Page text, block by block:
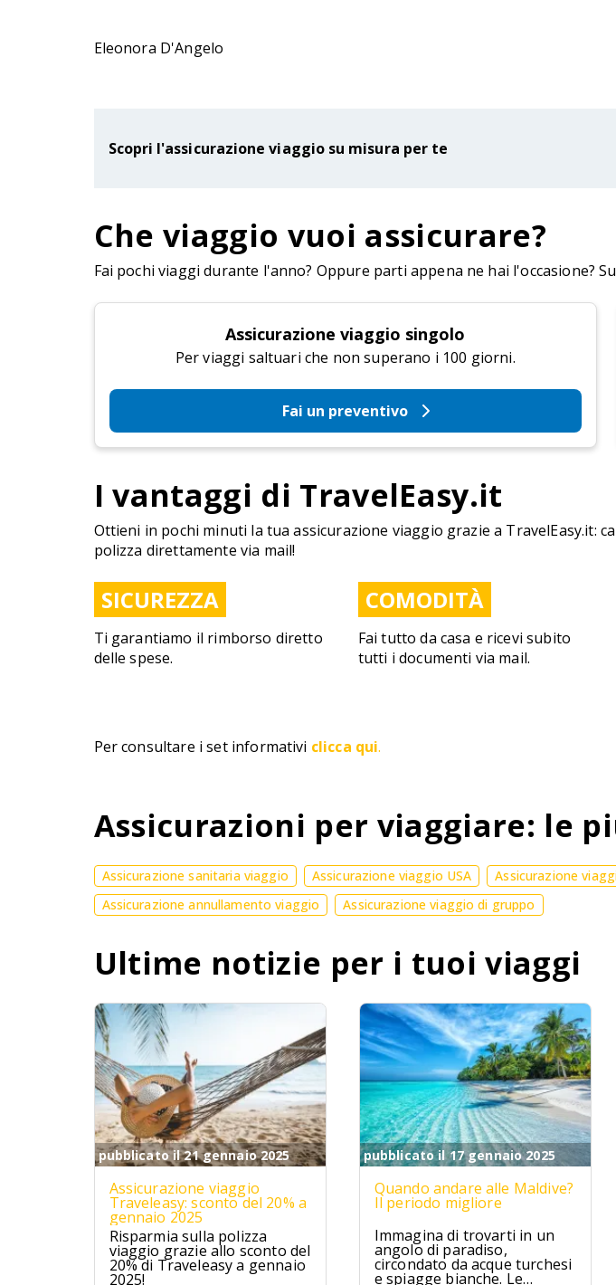
Eleonora D'Angelo
Scopri l'assicurazione viaggio su misura per te
Che viaggio vuoi assicurare?
Fai pochi viaggi durante l'anno? Oppure parti appena ne hai l'occasione?
Assicurazione viaggio singolo
Per viaggi saltuari che non superano i 100 giorni.
Fai un preventivo
I vantaggi di TravelEasy.it
Ottieni in pochi minuti la tua assicurazione viaggio grazie a TravelEasy.it:
polizza direttamente via mail!
SICUREZZA
Ti garantiamo il rimborso diretto
delle spese.
COMODITÀ
Fai tutto da casa e ricevi subito
tutti i documenti via mail.
Per consultare i set informativi clicca qui.
Assicurazioni per viaggiare: le
Assicurazione sanitaria viaggio Assicurazione viaggio USA Assicurazione
Assicurazione annullamento viaggio
Assicurazione viaggio di gruppo
Ultime notizie per i tuoi viaggi
pubblicato il 21 gennaio 2025
Assicurazione viaggio
Traveleasy: sconto del 20% a
gennaio 2025
Risparmia sulla polizza
viaggio grazie allo sconto del
20% di Traveleasy a gennaio
2025!
pubblicato il 17 gennaio 2025
Quando andare alle Maldive?
Il periodo migliore
Immagina di trovarti in un
angolo di paradiso,
circondato da acque turchesi
e spiagge bianche. Le